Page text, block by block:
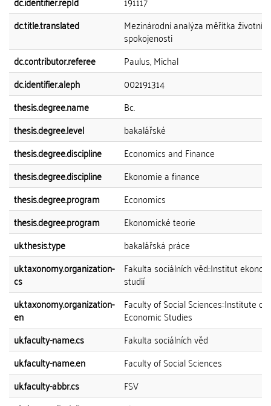
dc.title.translated
Mezinárodní analýza měřítka životní
spokojenosti
dc.contributor.referee
Paulus, Michal
dc.identifier.aleph
002191314
thesis.degree.name
Bc.
thesis.degree.level
bakalářské
thesis.degree.discipline
Economics and Finance
thesis.degree.discipline
Ekonomie a finance
thesis.degree.program
Economics
thesis.degree.program
Ekonomické teorie
uk.thesis.type
bakalářská práce
uk.taxonomy.organization-
cs
Fakulta sociálních věd::Institut
studií
uk.taxonomy.organization-
en
Faculty of Social Sciences::Institute of
Economic Studies
uk.faculty-name.cs
Fakulta sociálních věd
uk.faculty-name.en
Faculty of Social Sciences
uk.faculty-abbr.cs
FSV